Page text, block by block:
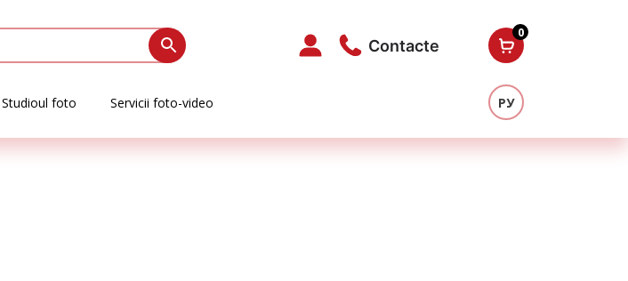
Contacte
0
Studioul foto Servicii foto-video РУ